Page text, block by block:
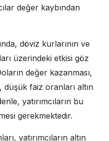
değer kaybından
döviz kurlarının ve
üzerindeki etkisi göz
değer kazanması,
düşük faiz oranları altın
yatırımcıların bu
gerekmektedir.
yatırımcıların altın